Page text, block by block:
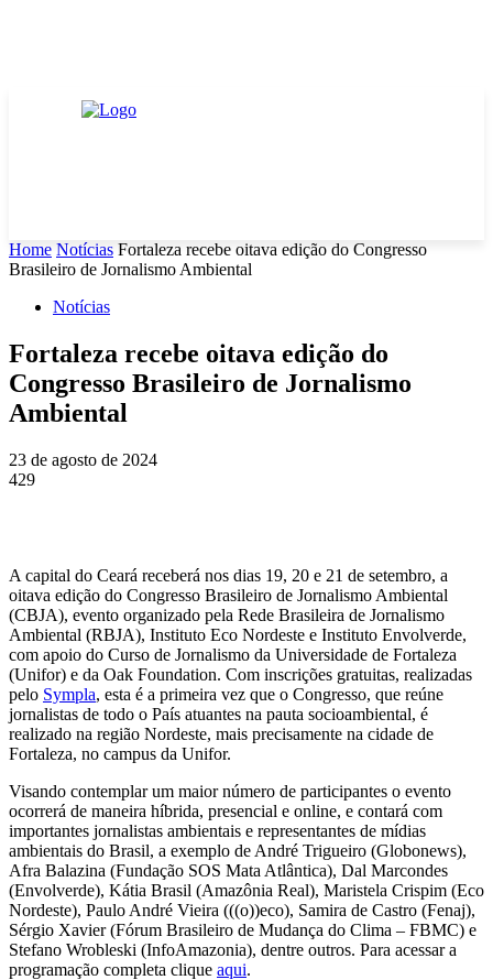
Home Notícias Fortaleza recebe oitava edição do Congresso
Brasileiro de Jornalismo Ambiental
Notícias
Fortaleza recebe oitava edição do
Congresso Brasileiro de Jornalismo
Ambiental
23 de agosto de 2024
429
A capital do Ceará receberá nos dias 19, 20 e 21 de setembro, a
oitava edição do Congresso Brasileiro de Jornalismo Ambiental
(CBJA), evento organizado pela Rede Brasileira de Jornalismo
Ambiental (RBJA), Instituto Eco Nordeste e Instituto Envolverde,
com apoio do Curso de Jornalismo da Universidade de Fortaleza
(Unifor) e da Oak Foundation. Com inscrições gratuitas, realizadas
pelo Sympla, esta é a primeira vez que o Congresso, que reúne
jornalistas de todo o País atuantes na pauta socioambiental, é
realizado na região Nordeste, mais precisamente na cidade de
Fortaleza, no campus da Unifor.
Visando contemplar um maior número de participantes o evento
ocorrerá de maneira híbrida, presencial e online, e contará com
importantes jornalistas ambientais e representantes de mídias
ambientais do Brasil, a exemplo de André Trigueiro (Globonews),
Afra Balazina (Fundação SOS Mata Atlântica), Dal Marcondes
(Envolverde), Kátia Brasil (Amazônia Real), Maristela Crispim (Eco
Nordeste), Paulo André Vieira (((o))eco), Samira de Castro (Fenaj),
Sérgio Xavier (Fórum Brasileiro de Mudança do Clima – FBMC) e
Stefano Wrobleski (InfoAmazonia), dentre outros. Para acessar a
programação completa clique aqui.